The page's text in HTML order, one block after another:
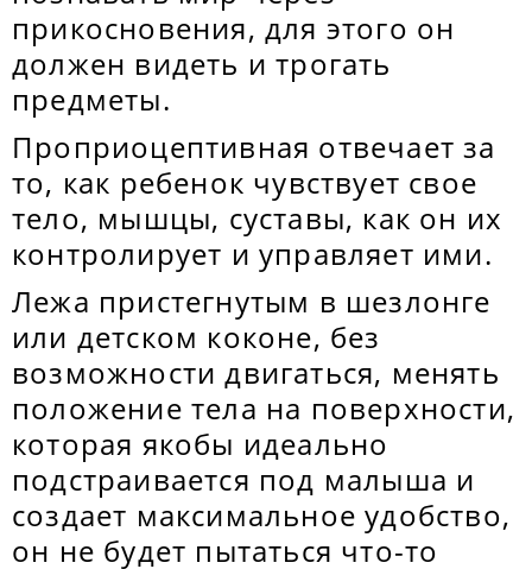
прикосновения, для этого он
должен видеть и трогать
предметы.
Проприоцептивная отвечает за
то, как ребенок чувствует свое
тело, мышцы, суставы, как он их
контролирует и управляет ими.
Лежа пристегнутым в шезлонге
или детском коконе, без
возможности двигаться, менять
положение тела на поверхности,
которая якобы идеально
подстраивается под малыша и
создает максимальное удобство,
он не будет пытаться что-то